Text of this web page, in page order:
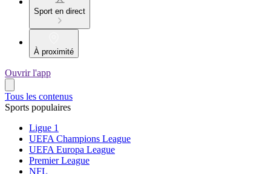
Sport en direct
À proximité
Ouvrir l'app
Tous les contenus
Sports populaires
Ligue 1
UEFA Champions League
UEFA Europa League
Premier League
NFL